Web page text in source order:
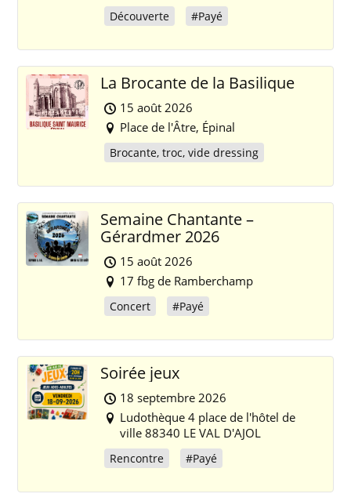
Découverte #Payé
La Brocante de la Basilique
15 août 2026
Place de l'Âtre, Épinal
Brocante, troc, vide dressing
Semaine Chantante –
Gérardmer 2026
15 août 2026
17 fbg de Ramberchamp
Concert #Payé
Soirée jeux
18 septembre 2026
Ludothèque 4 place de l'hôtel de
ville 88340 LE VAL D'AJOL
Rencontre #Payé